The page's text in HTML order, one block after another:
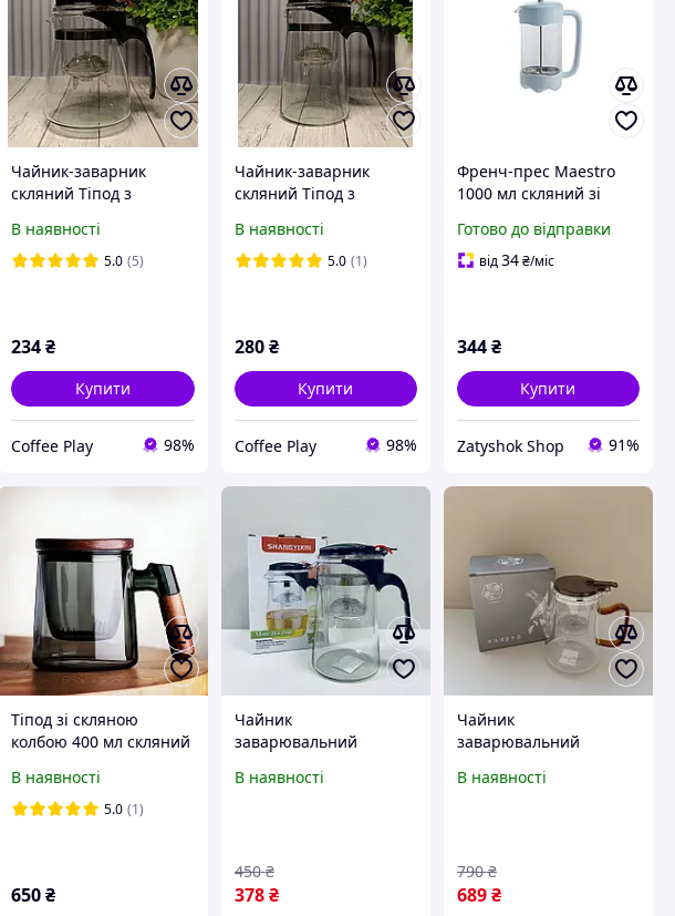
Чайник-заварник
скляний Тіпод з
заварювання 600 мл
(58902)
В наявності
5.0 (5)
234₴
Купити
Coffee Play 98%
Чайник-заварник
скляний Тіпод з
заварювання 750 мл
(58907)
В наявності
5.0 (1)
280 ₴
Купити
Coffee Play 98%
Френч-прес Maestro
1000 мл скляний зі
колбою для кави та
чаю
Готово до відправки
від34₴/міс
344₴
Купити
Zatyshok Shop 91%
Тіпод зі скляною
колбою 400 мл скляний
скляний китайський
заварник тіпот гунфу
В наявності
5.0 (1)
650₴
Чайник
заварювальний
колбою для
В наявності
378 ₴
450 ₴
Чайник
заварювальний
колбою для
В наявності
689₴
790 ₴